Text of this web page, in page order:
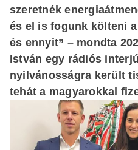
szeretnék
és el is fogunk költeni
és ennyit” – mondta
István egy rádiós
nyilvánosságra került
tehát a magyarokkal